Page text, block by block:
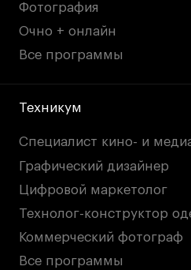
Фотография
Очно + онлайн
Все программы
Техникум
Специалист кино- и
Графический дизайнер
Цифровой маркетолог
Технолог-конструктор
Коммерческий фотограф
Все программы